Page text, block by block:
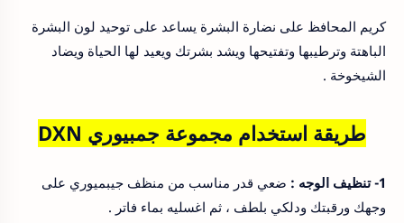
كريم المحافظ على نضارة البشرة يساعد على توحيد لون البشرة
الباهتة وترطيبها وتفتيحها ويشد بشرتك ويعيد لها الحياة ويضاد
الشيخوخة .
طريقة استخدام مجموعة جمبيوري DXN
1- تنظيف الوجه :
ضعي قدر مناسب من منظف جيبميوري على
وجهك ورقبتك ودلكي بلطف ، ثم اغسليه بماء فاتر .